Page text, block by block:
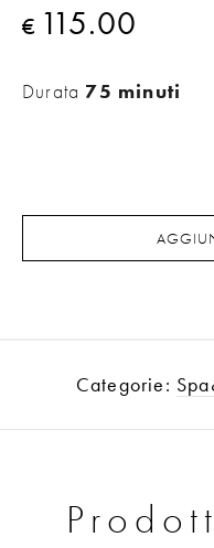
€ 115.00
Durata 75 minuti
Categorie: